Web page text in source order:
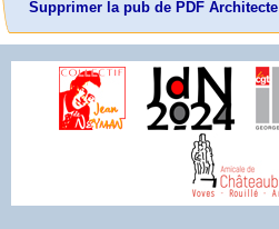
Supprimer la pub de PDF Architecte